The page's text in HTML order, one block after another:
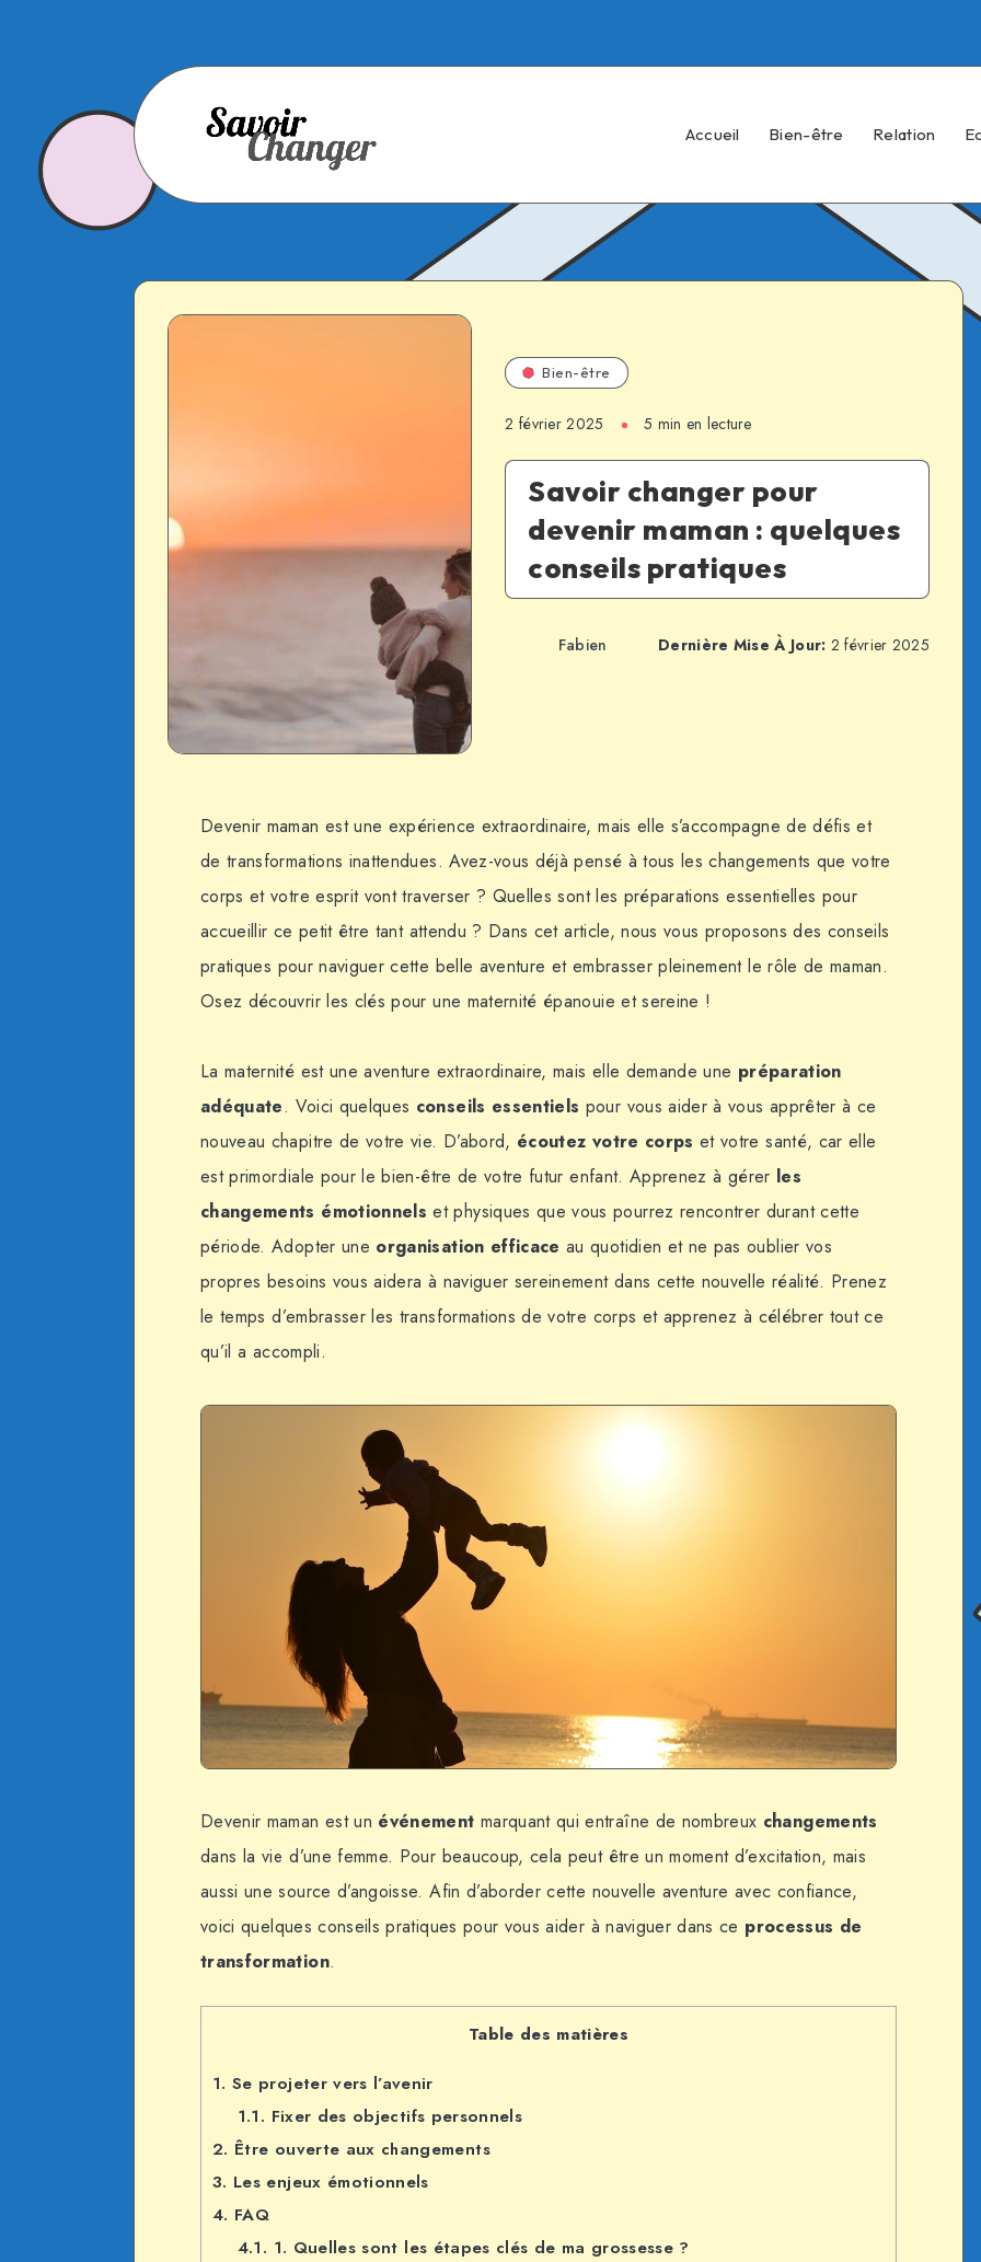
Accueil Bien-être Relation
Bien-être
2 février 2025 5 min en lecture
Savoir changer pour
devenir maman : quelques
conseils pratiques
Fabien Dernière Mise À Jour: 2 février 2025
Devenir maman est une expérience extraordinaire, mais elle s’accompagne de défis et
de transformations inattendues. Avez-vous déjà pensé à tous les changements que votre
corps et votre esprit vont traverser ? Quelles sont les préparations essentielles pour
accueillir ce petit être tant attendu ? Dans cet article, nous vous proposons des conseils
pratiques pour naviguer cette belle aventure et embrasser pleinement le rôle de maman.
Osez découvrir les clés pour une maternité épanouie et sereine !
La maternité est une aventure extraordinaire, mais elle demande une préparation
adéquate. Voici quelques conseils essentiels pour vous aider à vous apprêter à ce
nouveau chapitre de votre vie. D’abord, écoutez votre corps et votre santé, car elle
est primordiale pour le bien-être de votre futur enfant. Apprenez à gérer les
changements émotionnels et physiques que vous pourrez rencontrer durant cette
période. Adopter une organisation efficace au quotidien et ne pas oublier vos
propres besoins vous aidera à naviguer sereinement dans cette nouvelle réalité. Prenez
le temps d’embrasser les transformations de votre corps et apprenez à célébrer tout ce
qu’il a accompli.
Devenir maman est un événement marquant qui entraîne de nombreux changements
dans la vie d’une femme. Pour beaucoup, cela peut être un moment d’excitation, mais
aussi une source d’angoisse. Afin d’aborder cette nouvelle aventure avec confiance,
voici quelques conseils pratiques pour vous aider à naviguer dans ce processus de
transformation.
Table des matières
1. Se projeter vers l’avenir
1.1. Fixer des objectifs personnels
2. Être ouverte aux changements
3. Les enjeux émotionnels
4. FAQ
4.1. 1. Quelles sont les étapes clés de ma grossesse ?